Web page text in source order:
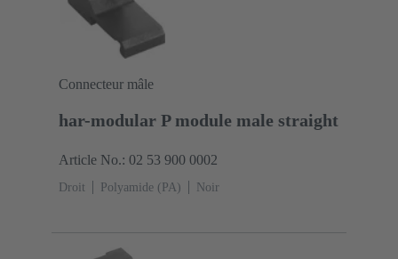
Connecteur mâle
har-modular P module male straight
Article No.: 02 53 900 0002
Droit Polyamide (PA) Noir